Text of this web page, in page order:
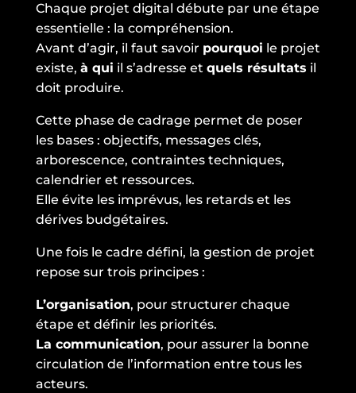
Chaque projet digital débute par une étape
essentielle : la compréhension.
Avant d’agir, il faut savoir pourquoi le projet
existe, à qui il s’adresse et quels résultats il
doit produire.
Cette phase de cadrage permet de poser
les bases : objectifs, messages clés,
arborescence, contraintes techniques,
calendrier et ressources.
Elle évite les imprévus, les retards et les
dérives budgétaires.
Une fois le cadre défini, la gestion de projet
repose sur trois principes :
L’organisation, pour structurer chaque
étape et définir les priorités.
La communication, pour assurer la bonne
circulation de l’information entre tous les
acteurs.